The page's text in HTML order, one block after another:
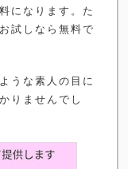
になります。た
試しなら無料で
うな素人の目に
りませんでし